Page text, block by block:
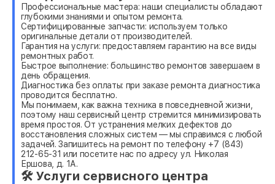
Профессиональные мастера: наши специалисты обладают
глубокими знаниями и опытом ремонта.
Сертифицированные запчасти: используем только
оригинальные детали от производителей.
Гарантия на услуги: предоставляем гарантию на все виды
ремонтных работ.
Быстрое выполнение: большинство ремонтов завершаем в
день обращения.
Диагностика без оплаты: при заказе ремонта диагностика
проводится бесплатно.
Мы понимаем, как важна техника в повседневной жизни,
поэтому наш сервисный центр стремится минимизировать
время простоя. От устранения мелких дефектов до
восстановления сложных систем — мы справимся с любой
задачей. Запишитесь на ремонт по телефону +7 (843)
212-65-31 или посетите нас по адресу ул. Николая
Ершова, д. 1А.
🛠 Услуги сервисного центра